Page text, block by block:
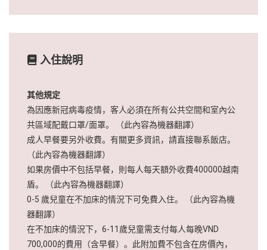
入住說明
其他規定
為因應新冠病毒疫情，客人必須在所有公共空間和室內公
共區域配戴口罩/面罩。 （此內容為機器翻譯）
成人早餐要另外收費。有關更多資訊，請直接聯系飯店。
（此內容為機器翻譯）
如果房價中不包括早餐，則每人每天額外收費400000越南
盾。 （此內容為機器翻譯）
0-5 歲兒童在不加床的情況下可免費入住。 （此內容為機
器翻譯）
在不加床的情況下，6-11歲兒童需支付每人每晚VND
700,000的費用（含早餐）。此附加費不包含在房價內，